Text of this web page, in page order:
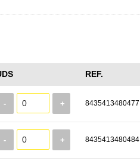
REF.
- + 8435413480477
- + 8435413480484